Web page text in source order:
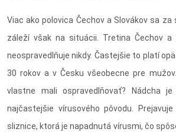
Viac ako polovica Čechov a Slovákov sa za
záleží však na situácii. Tretina Čechov a
neospravedlňuje nikdy. Častejšie to platí
30 rokov a v Česku všeobecne pre
vlastne mali ospravedlňovať? Nádcha je
najčastejšie vírusového pôvodu.
sliznice, ktorá je napadnutá vírusmi, čo